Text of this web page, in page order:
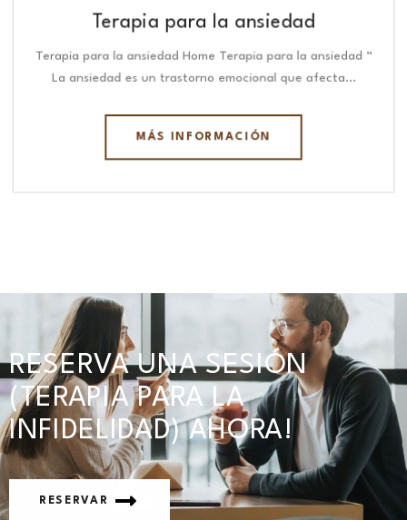
Terapia para la ansiedad
Terapia para la ansiedad Home Terapia para la ansiedad “
La ansiedad es un trastorno emocional que afecta…
MÁS INFORMACIÓN
RESERVA UNA SESIÓN
(TERAPIA PARA LA
INFIDELIDAD) AHORA!
RESERVAR